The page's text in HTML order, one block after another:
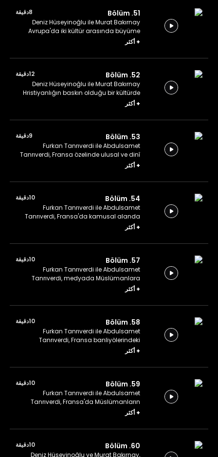
51. Bölüm
8دقيقة
Deniz Hüseyinoğlu ile Murat Bakırnay
Avrupa'da iki kültür arasında büyüme
deneyimlerini konuşuyor.
+أكثر
52. Bölüm
12دقيقة
Deniz Hüseyinoğlu ile Murat Bakırnay
Hristiyanlığın baskın olduğu bir kültürde
İslam'ı yaşamak üzerine konuşuyor.
+أكثر
53. Bölüm
9دقيقة
Furkan Tanrıverdi ile Abdulsamet
Tanrıverdi, Fransa özelinde ulusal ve dinî
kimlik arasındaki fark üzerine konuşuyor.
+أكثر
54. Bölüm
10دقيقة
Furkan Tanrıverdi ile Abdulsamet
Tanrıverdi, Fransa'da kamusal alanda
dinî ibadetler ve görünürlük üzerine
+أكثر
57. Bölüm
10دقيقة
Furkan Tanrıverdi ile Abdulsamet
Tanrıverdi, medyada Müslümanlara
yönelik sorunlu söylemler üzerine
+أكثر
58. Bölüm
10دقيقة
Furkan Tanrıverdi ile Abdulsamet
Tanrıverdi, Fransa banliyölerindeki
sosyoekonomik doku üzerine konuşuyor.
+أكثر
59. Bölüm
10دقيقة
Furkan Tanrıverdi ile Abdulsamet
Tanrıverdi, Fransa'da Müslümanların
siyasi hayata katılımını engelleyen
+أكثر
60. Bölüm
10دقيقة
Deniz Hüseyinoğlu ve Murat Bakırnay,